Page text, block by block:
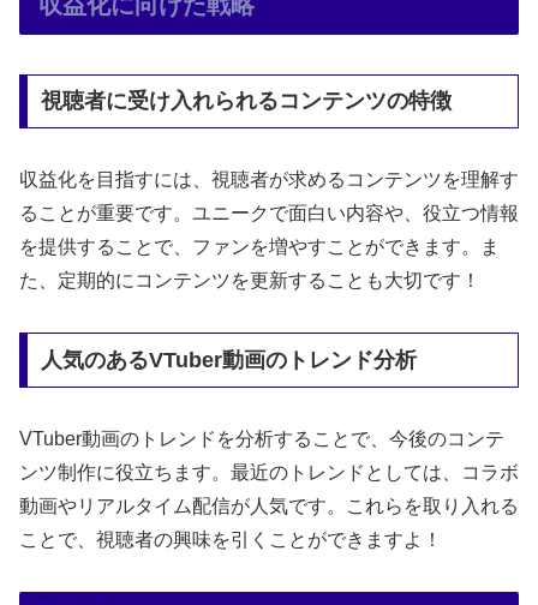
視聴者に受け入れられるコンテンツの特徴
収益化を目指すには、視聴者が求めるコンテンツを理解す
ることが重要です。ユニークで面白い内容や、役立つ情報
を提供することで、ファンを増やすことができます。ま
た、定期的にコンテンツを更新することも大切です！
人気のあるVTuber動画のトレンド分析
VTuber動画のトレンドを分析することで、今後のコンテ
ンツ制作に役立ちます。最近のトレンドとしては、コラボ
動画やリアルタイム配信が人気です。これらを取り入れる
ことで、視聴者の興味を引くことができますよ！